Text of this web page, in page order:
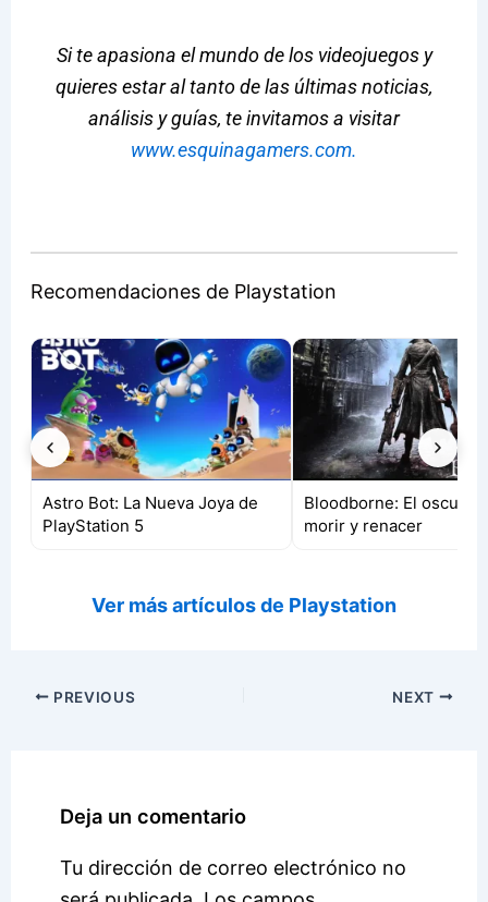
Si te apasiona el mundo de los videojuegos y
quieres estar al tanto de las últimas noticias,
análisis y guías, te invitamos a visitar
www.esquinagamers.com.
Recomendaciones de Playstation
Astro Bot: La Nueva Joya de
PlayStation 5
Bloodborne: El oscuro
morir y renacer
Ver más artículos de Playstation
PREVIOUS NEXT
Deja un comentario
Tu dirección de correo electrónico no